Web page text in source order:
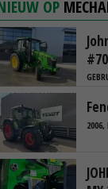
OP
2006,